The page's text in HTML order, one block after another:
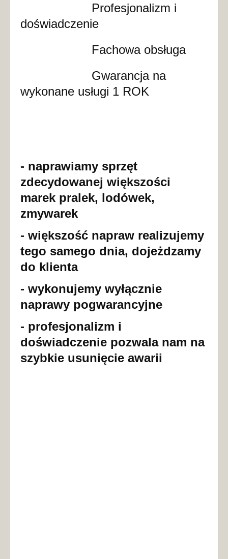
Profesjonalizm i
doświadczenie
Fachowa obsługa
Gwarancja na
wykonane usługi 1 ROK
- naprawiamy sprzęt
zdecydowanej większości
marek pralek, lodówek,
zmywarek
- większość napraw realizujemy
tego samego dnia, dojeżdzamy
do klienta
- wykonujemy wyłącznie
naprawy pogwarancyjne
- profesjonalizm i
doświadczenie pozwala nam na
szybkie usunięcie awarii